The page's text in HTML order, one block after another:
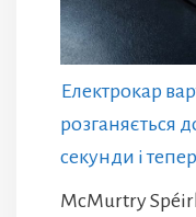
Електрокар
розганяється
секунди і
McMurtry